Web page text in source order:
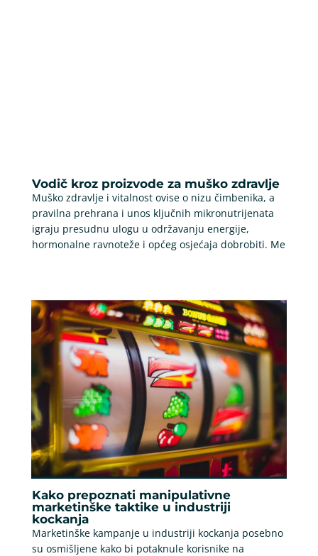
Vodič kroz proizvode za muško zdravlje
Muško zdravlje i vitalnost ovise o nizu čimbenika, a
pravilna prehrana i unos ključnih mikronutrijenata
igraju presudnu ulogu u održavanju energije,
hormonalne ravnoteže i općeg osjećaja dobrobiti. Me
Kako prepoznati manipulativne
marketinške taktike u industriji
kockanja
Marketinške kampanje u industriji kockanja posebno
su osmišljene kako bi potaknule korisnike na